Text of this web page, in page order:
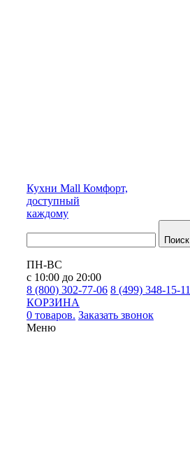
Кухни Mall Комфорт,
доступный
каждому
Поиск
ПН-ВС
с 10:00 до 20:00
8 (800) 302-77-06 8 (499) 348-15-11
КОРЗИНА
0 товаров. Заказать звонок
Меню